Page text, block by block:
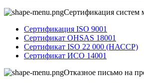
Сертификация систем
Сертификация ISO 9001
Сертификат OHSAS 18001
Сертификат ISO 22 000 (НАССР)
Сертификат ИСО 14001
Отказное письмо на